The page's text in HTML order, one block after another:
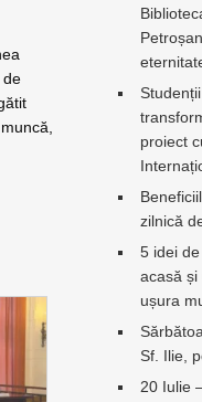
de
proiect
zilnică
5 idei
acasă
ușura
Sf. Ilie,
20 Iulie